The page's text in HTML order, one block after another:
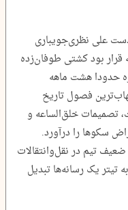
به دست علی نظری‌جویباری
قرار بود کشتی طوفان‌زده
حدودا هشت ‌ماهه
فصول تاریخ
تصمیمات خلق‌الساعه و
سکوها را درآورد.
تیم در نقل‌وانتقالات
تیتر یک رسانه‌ها تبدیل